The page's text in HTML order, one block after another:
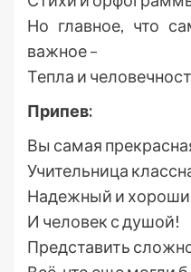
Но главное, что
важное –
Тепла и
Припев:
Вы самая
Учительница
Надежный и
И человек с душой!
Представить